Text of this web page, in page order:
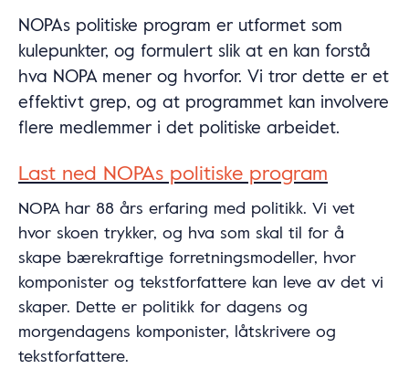
NOPAs politiske program er utformet som
kulepunkter, og formulert slik at en kan forstå
hva NOPA mener og hvorfor. Vi tror dette er et
effektivt grep, og at programmet kan involvere
flere medlemmer i det politiske arbeidet.
Last ned NOPAs politiske program
NOPA har 88 års erfaring med politikk. Vi vet
hvor skoen trykker, og hva som skal til for å
skape bærekraftige forretningsmodeller, hvor
komponister og tekstforfattere kan leve av det vi
skaper. Dette er politikk for dagens og
morgendagens komponister, låtskrivere og
tekstforfattere.